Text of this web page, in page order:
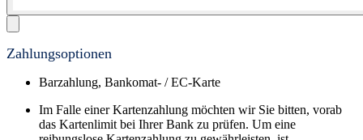
Zahlungsoptionen
Barzahlung, Bankomat- / EC-Karte
Im Falle einer Kartenzahlung möchten wir Sie bitten, vorab
das Kartenlimit bei Ihrer Bank zu prüfen. Um eine